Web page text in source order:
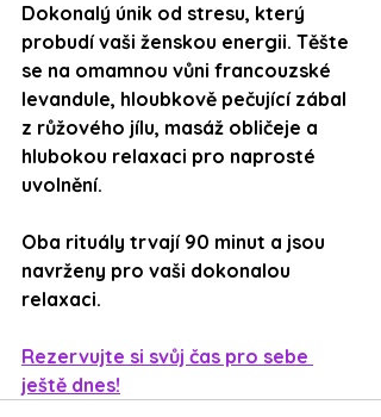
Dokonalý únik od stresu, který
probudí vaši ženskou energii. Těšte
se na omamnou vůni francouzské
levandule, hloubkově pečující zábal
z růžového jílu, masáž obličeje a
hlubokou relaxaci pro naprosté
uvolnění.
Oba rituály trvají 90 minut a jsou
navrženy pro vaši dokonalou
relaxaci.
Rezervujte si svůj čas pro sebe
ještě dnes!